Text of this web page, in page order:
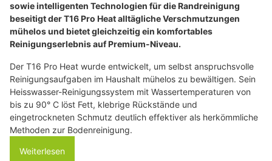
sowie intelligenten Technologien für die Randreinigung
beseitigt der T16 Pro Heat alltägliche Verschmutzungen
mühelos und bietet gleichzeitig ein komfortables
Reinigungserlebnis auf Premium-Niveau.
Der T16 Pro Heat wurde entwickelt, um selbst anspruchsvolle
Reinigungsaufgaben im Haushalt mühelos zu bewältigen. Sein
Heisswasser-Reinigungssystem mit Wassertemperaturen von
bis zu 90° C löst Fett, klebrige Rückstände und
eingetrockneten Schmutz deutlich effektiver als herkömmliche
Methoden zur Bodenreinigung.
Weiterlesen